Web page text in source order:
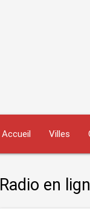
Accueil Villes
Radio en